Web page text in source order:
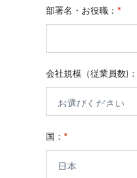
*
部署名・お役職：
会社規模（従業員数)：
*
国：